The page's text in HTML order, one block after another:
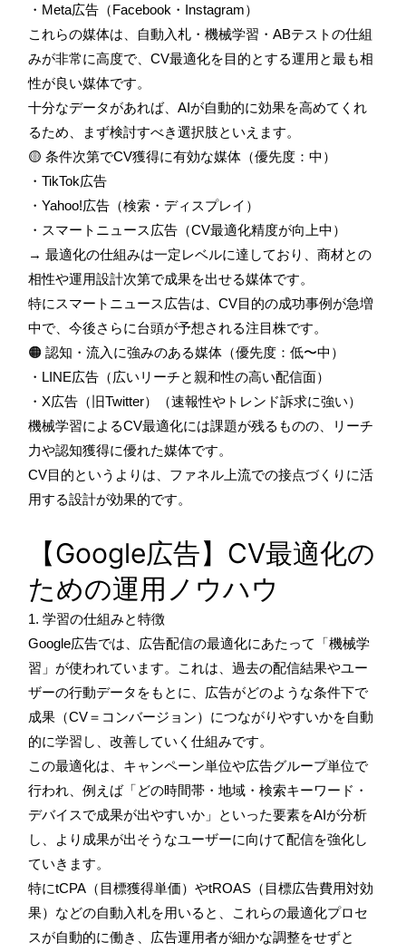
・Meta広告（Facebook・Instagram）
これらの媒体は、自動入札・機械学習・ABテストの仕組
みが非常に高度で、CV最適化を目的とする運用と最も相
性が良い媒体です。
十分なデータがあれば、AIが自動的に効果を高めてくれ
るため、まず検討すべき選択肢といえます。
🟡 条件次第でCV獲得に有効な媒体（優先度：中）
・TikTok広告
・Yahoo!広告（検索・ディスプレイ）
・スマートニュース広告（CV最適化精度が向上中）
→ 最適化の仕組みは一定レベルに達しており、商材との
相性や運用設計次第で成果を出せる媒体です。
特にスマートニュース広告は、CV目的の成功事例が急増
中で、今後さらに台頭が予想される注目株です。
🟠 認知・流入に強みのある媒体（優先度：低〜中）
・LINE広告（広いリーチと親和性の高い配信面）
・X広告（旧Twitter）（速報性やトレンド訴求に強い）
機械学習によるCV最適化には課題が残るものの、リーチ
力や認知獲得に優れた媒体です。
CV目的というよりは、ファネル上流での接点づくりに活
用する設計が効果的です。
【Google広告】CV最適化の
ための運用ノウハウ
1. 学習の仕組みと特徴
Google広告では、広告配信の最適化にあたって「機械学
習」が使われています。これは、過去の配信結果やユー
ザーの行動データをもとに、広告がどのような条件下で
成果（CV＝コンバージョン）につながりやすいかを自動
的に学習し、改善していく仕組みです。
この最適化は、キャンペーン単位や広告グループ単位で
行われ、例えば「どの時間帯・地域・検索キーワード・
デバイスで成果が出やすいか」といった要素をAIが分析
し、より成果が出そうなユーザーに向けて配信を強化し
ていきます。
特にtCPA（目標獲得単価）やtROAS（目標広告費用対効
果）などの自動入札を用いると、これらの最適化プロセ
スが自動的に働き、広告運用者が細かな調整をせずと